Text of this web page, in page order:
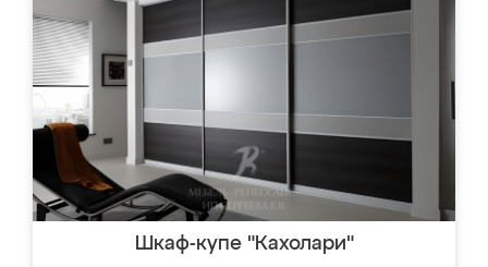
Шкаф-купе "Кахолари"